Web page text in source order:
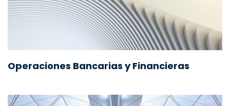
Operaciones Bancarias y Financieras